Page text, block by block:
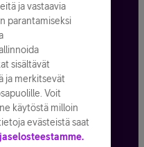
ja vastaavia
parantamiseksi
sisältävät
ja merkitsevät
Voit
käytöstä milloin
evästeistä saat